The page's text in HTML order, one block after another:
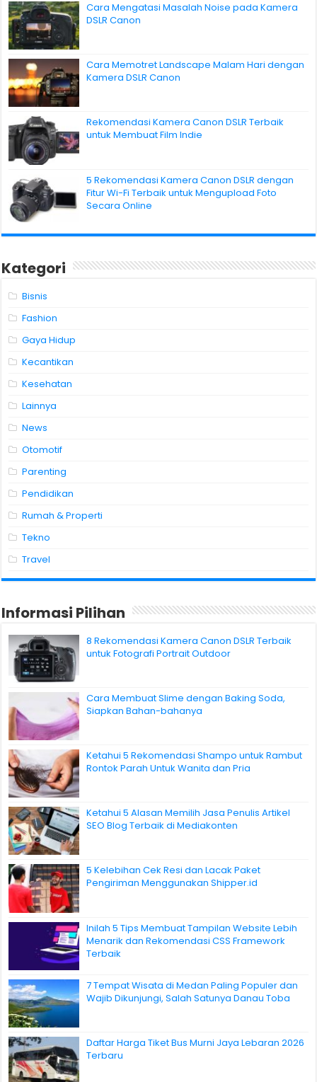
Cara Mengatasi Masalah Noise pada Kamera
DSLR Canon
Cara Memotret Landscape Malam Hari dengan
Kamera DSLR Canon
Rekomendasi Kamera Canon DSLR Terbaik
untuk Membuat Film Indie
5 Rekomendasi Kamera Canon DSLR dengan
Fitur Wi-Fi Terbaik untuk Mengupload Foto
Secara Online
Kategori
Bisnis
Fashion
Gaya Hidup
Kecantikan
Kesehatan
Lainnya
News
Otomotif
Parenting
Pendidikan
Rumah & Properti
Tekno
Travel
Informasi Pilihan
8 Rekomendasi Kamera Canon DSLR Terbaik
untuk Fotografi Portrait Outdoor
Cara Membuat Slime dengan Baking Soda,
Siapkan Bahan-bahanya
Ketahui 5 Rekomendasi Shampo untuk Rambut
Rontok Parah Untuk Wanita dan Pria
Ketahui 5 Alasan Memilih Jasa Penulis Artikel
SEO Blog Terbaik di Mediakonten
5 Kelebihan Cek Resi dan Lacak Paket
Pengiriman Menggunakan Shipper.id
Inilah 5 Tips Membuat Tampilan Website Lebih
Menarik dan Rekomendasi CSS Framework
Terbaik
7 Tempat Wisata di Medan Paling Populer dan
Wajib Dikunjungi, Salah Satunya Danau Toba
Daftar Harga Tiket Bus Murni Jaya Lebaran 2026
Terbaru